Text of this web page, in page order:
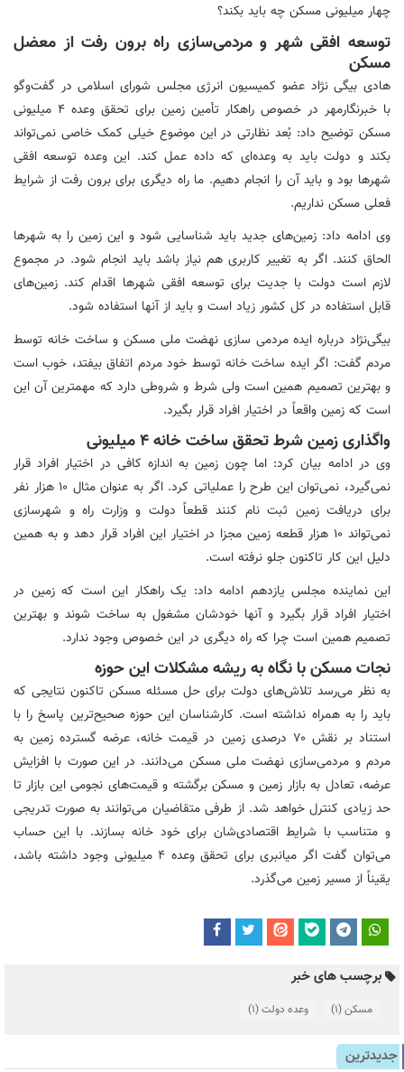
چهار میلیونی مسکن چه باید بکند؟
توسعه افقی شهر و مردمی‌سازی راه برون رفت از معضل
مسکن
هادی بیگی نژاد عضو کمیسیون انرژی مجلس شورای اسلامی در گفت‌وگو
با خبرنگارمهر
در خصوص راهکار تأمین زمین برای تحقق وعده ۴ میلیونی
مسکن توضیح داد: بُعد نظارتی در این موضوع خیلی کمک خاصی نمی‌تواند
بکند و دولت باید به وعده‌ای که داده عمل کند. این وعده توسعه افقی
شهرها بود و باید آن را انجام دهیم. ما راه دیگری برای برون رفت از شرایط
فعلی مسکن نداریم.
وی ادامه داد: زمین‌های جدید باید شناسایی شود و این زمین را به شهرها
الحاق کنند. اگر به تغییر کاربری هم نیاز باشد باید انجام شود. در مجموع
لازم است دولت با جدیت برای توسعه افقی شهرها اقدام کند. زمین‌های
قابل استفاده در کل کشور زیاد است و باید از آنها استفاده شود.
بیگی‌نژاد درباره ایده مردمی سازی نهضت ملی مسکن و ساخت خانه توسط
مردم گفت: اگر ایده ساخت خانه توسط خود مردم اتفاق بیفتد، خوب است
و بهترین تصمیم همین است ولی شرط و شروطی دارد که مهمترین آن این
است که زمین واقعاً در اختیار افراد قرار بگیرد.
واگذاری زمین شرط تحقق ساخت خانه ۴ میلیونی
وی در ادامه بیان کرد: اما چون زمین به اندازه کافی در اختیار افراد قرار
نمی‌گیرد، نمی‌توان این طرح را عملیاتی کرد. اگر به عنوان مثال ۱۰ هزار نفر
برای دریافت زمین ثبت نام کنند قطعاً دولت و وزارت راه و شهرسازی
نمی‌تواند ۱۰ هزار قطعه زمین مجزا در اختیار این افراد قرار دهد و به همین
دلیل این کار تاکنون جلو نرفته است.
این نماینده مجلس یازدهم ادامه داد: یک راهکار این است که زمین در
اختیار افراد قرار بگیرد و آنها خودشان مشغول به ساخت شوند و بهترین
تصمیم همین است چرا که راه دیگری در این خصوص وجود ندارد.
نجات مسکن با نگاه به ریشه مشکلات این حوزه
به نظر می‌رسد تلاش‌های دولت برای حل مسئله مسکن تاکنون نتایجی که
باید را به همراه نداشته است. کارشناسان این حوزهصحیح‌ترین پاسخ را با
استناد بر نقش ۷۰ درصدی زمین در قیمت خانه، عرضه گسترده زمین به
مردم و مردمی‌سازی نهضت ملی مسکن می‌دانند. در این صورت با افزایش
عرضه، تعادل به بازار زمین و مسکن برگشته و قیمت‌های نجومی این بازار تا
حد زیادی کنترل خواهد شد. از طرفی متقاضیان می‌توانند به صورت تدریجی
و متناسب با شرایط اقتصادی‌شان برای خود خانه بسازند. با این حساب
می‌توان گفت اگر میانبری برای تحقق وعده ۴ میلیونی وجود داشته باشد،
یقیناً از مسیر زمین می‌گذرد.
برچسب های خبر
مسکن(1) وعده دولت(1)
جدیدترین